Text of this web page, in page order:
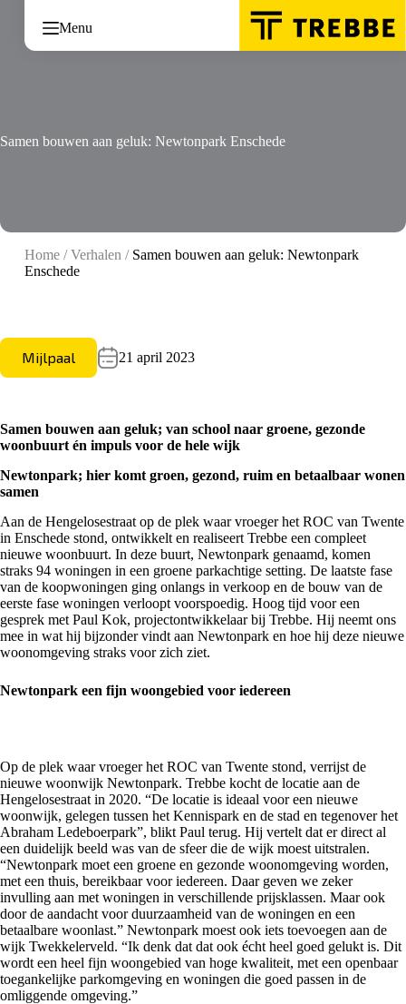
inhoud
Menu
Samen bouwen aan geluk: Newtonpark Enschede
Home/Verhalen / Samen bouwen aan geluk: Newtonpark
Enschede
Mijlpaal 21 april 2023
Samen bouwen aan geluk; van school naar groene, gezonde
woonbuurt én impuls voor de hele wijk
Newtonpark; hier komt groen, gezond, ruim en betaalbaar wonen
samen
Aan de Hengelosestraat op de plek waar vroeger het ROC van Twente
in Enschede stond, ontwikkelt en realiseert Trebbe een compleet
nieuwe woonbuurt. In deze buurt, Newtonpark genaamd, komen
straks 94 woningen in een groene parkachtige setting. De laatste fase
van de koopwoningen ging onlangs in verkoop en de bouw van de
eerste fase woningen verloopt voorspoedig. Hoog tijd voor een
gesprek met Paul Kok, projectontwikkelaar bij Trebbe. Hij neemt ons
mee in wat hij bijzonder vindt aan Newtonpark en hoe hij deze nieuwe
woonomgeving straks voor zich ziet.
Newtonpark een fijn woongebied voor iedereen
Op de plek waar vroeger het ROC van Twente stond, verrijst de
nieuwe woonwijk Newtonpark. Trebbe kocht de locatie aan de
Hengelosestraat in 2020. “De locatie is ideaal voor een nieuwe
woonwijk, gelegen tussen het Kennispark en de stad en tegenover het
Abraham Ledeboerpark”, blikt Paul terug. Hij vertelt dat er direct al
een duidelijk beeld was van de sfeer die de wijk moest uitstralen.
“Newtonpark moet een groene en gezonde woonomgeving worden,
met een thuis, bereikbaar voor iedereen. Daar geven we zeker
invulling aan met woningen in verschillende prijsklassen. Maar ook
door de aandacht voor duurzaamheid van de woningen en een
betaalbare woonlast.” Newtonpark moest ook iets toevoegen aan de
wijk Twekkelerveld. “Ik denk dat dat ook écht heel goed gelukt is. Dit
wordt een heel fijn woongebied van hoge kwaliteit, met een openbaar
toegankelijke parkomgeving en woningen die goed passen in de
omliggende omgeving.”